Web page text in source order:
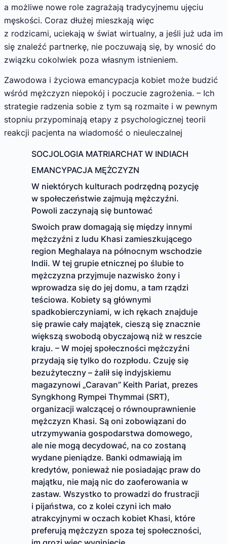
a możliwe nowe role zagrażają tradycyjnemu ujęciu
męskości. Coraz dłużej mieszkają więc
z rodzicami, uciekają w świat wirtualny, a jeśli już uda im
się znaleźć partnerkę, nie poczuwają się, by wnosić do
związku cokolwiek poza własnym istnieniem.
Zawodowa i życiowa emancypacja kobiet może budzić
wśród mężczyzn niepokój i poczucie zagrożenia. – Ich
strategie radzenia sobie z tym są rozmaite i w pewnym
stopniu przypominają etapy z psychologicznej teorii
reakcji pacjenta na wiadomość o nieuleczalnej
SOCJOLOGIA MATRIARCHAT W INDIACH
EMANCYPACJA MĘŻCZYZN
W niektórych kulturach podrzędną pozycję
w społeczeństwie zajmują mężczyźni.
Powoli zaczynają się buntować
Swoich praw domagają się między innymi
mężczyźni z ludu Khasi zamieszkującego
region Meghalaya na północnym wschodzie
Indii. W tej grupie etnicznej po ślubie to
mężczyzna przyjmuje nazwisko żony i
wprowadza się do jej domu, a tam rządzi
teściowa. Kobiety są głównymi
spadkobierczyniami, w ich rękach znajduje
się prawie cały majątek, cieszą się znacznie
większą swobodą obyczajową niż w reszcie
kraju. – W mojej społeczności mężczyźni
przydają się tylko do rozpłodu. Czuję się
bezużyteczny – żalił się indyjskiemu
magazynowi „Caravan” Keith Pariat, prezes
Syngkhong Rympei Thymmai (SRT),
organizacji walczącej o równouprawnienie
mężczyzn Khasi. Są oni zobowiązani do
utrzymywania gospodarstwa domowego,
ale nie mogą decydować, na co zostaną
wydane pieniądze. Banki odmawiają im
kredytów, ponieważ nie posiadając praw do
majątku, nie mają nic do zaoferowania w
zastaw. Wszystko to prowadzi do frustracji
i pijaństwa, co z kolei czyni ich mało
atrakcyjnymi w oczach kobiet Khasi, które
preferują mężczyzn spoza tej społeczności,